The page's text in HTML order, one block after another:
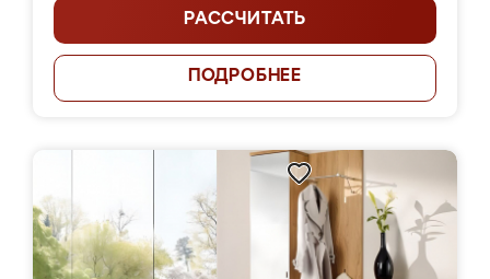
РАССЧИТАТЬ
ПОДРОБНЕЕ